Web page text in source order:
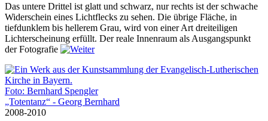
Das untere Drittel ist glatt und schwarz, nur rechts ist der schwache
Widerschein eines Lichtflecks zu sehen. Die übrige Fläche, in
tiefdunklem bis hellerem Grau, wird von einer Art dreiteiligen
Lichterscheinung erfüllt. Der reale Innenraum als Ausgangspunkt
der Fotografie
Foto: Bernhard Spengler
„Totentanz“ - Georg Bernhard
2008-2010